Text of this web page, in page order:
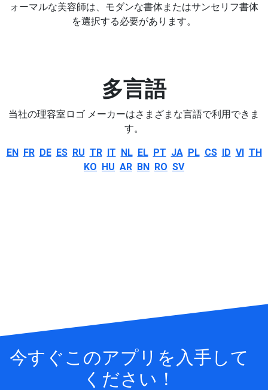
ォーマルな美容師は、モダンな書体またはサンセリフ書体
を選択する必要があります。
多言語
当社の理容室ロゴ メーカーはさまざまな言語で利用できま
す。
EN FR DE ES RU TR IT NL EL PT JA PL CS ID VI TH
KO HU AR BN RO SV
今すぐこのアプリを入手して
ください！